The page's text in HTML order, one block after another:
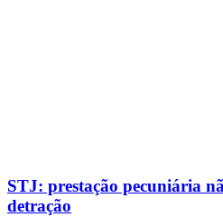
STJ: prestação pecuniária
detração